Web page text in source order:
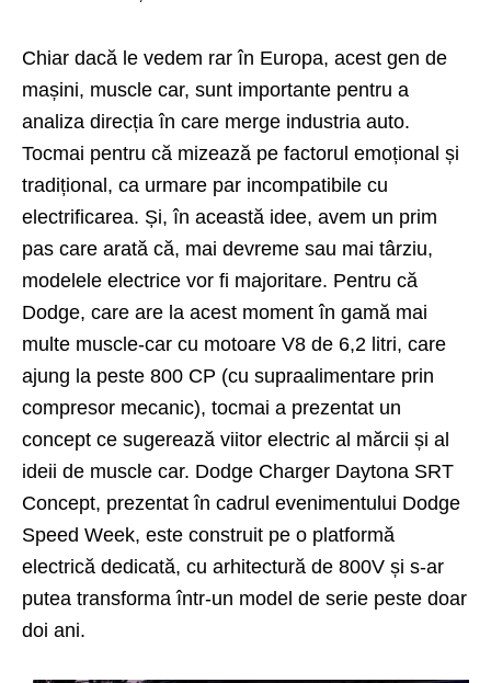
Chiar dacă le vedem rar în Europa, acest gen de
mașini, muscle car, sunt importante pentru a
analiza direcția în care merge industria auto.
Tocmai pentru că mizează pe factorul emoțional și
tradițional, ca urmare par incompatibile cu
electrificarea. Și, în această idee, avem un prim
pas care arată că, mai devreme sau mai târziu,
modelele electrice vor fi majoritare. Pentru că
Dodge, care are la acest moment în gamă mai
multe muscle-car cu motoare V8 de 6,2 litri, care
ajung la peste 800 CP (cu supraalimentare prin
compresor mecanic), tocmai a prezentat un
concept ce sugerează viitor electric al mărcii și al
ideii de muscle car. Dodge Charger Daytona SRT
Concept, prezentat în cadrul evenimentului Dodge
Speed Week, este construit pe o platformă
electrică dedicată, cu arhitectură de 800V și s-ar
putea transforma într-un model de serie peste doar
doi ani.